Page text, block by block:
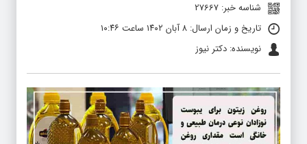
شناسه خبر: 27667
تاریخ و زمان ارسال: ۸ آبان ۱۴۰۲ ساعت ۱۰:۴۶
نویسنده: دکتر نیوز